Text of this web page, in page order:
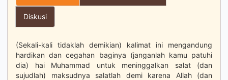
Diskusi
(Sekali-kali tidaklah demikian) kalimat ini mengandung
hardikan dan cegahan baginya (janganlah kamu patuhi
dia) hai Muhammad untuk meninggalkan salat (dan
sujudlah) maksudnya salatlah demi karena Allah (dan